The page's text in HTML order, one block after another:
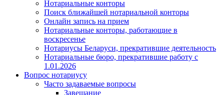
Нотариальные конторы
Поиск ближайшей нотариальной конторы
Онлайн запись на прием
Нотариальные конторы, работающие в
воскресенье
Нотариусы Беларуси, прекратившие деятельность
Нотариальные бюро, прекратившие работу с
1.01.2026
Вопрос нотариусу
Часто задаваемые вопросы
Завещание